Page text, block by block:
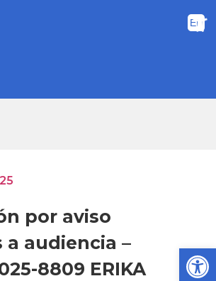
por aviso
audiencia –
8809 ERIKA